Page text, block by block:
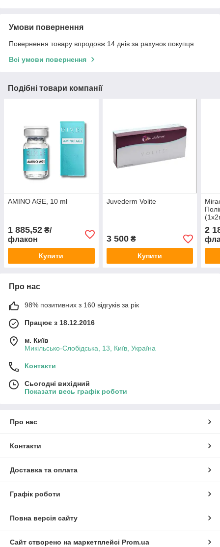
Умови повернення
Повернення товару впродовж 14 днів за рахунок покупця
Всі умови повернення
Подібні товари компанії
AMINO AGE, 10 ml
1 885,52 ₴/
флакон
Купити
Juvederm Volite
3 500₴
Купити
2
Про нас
98% позитивних з 160 відгуків за рік
Працює з 18.12.2016
м. Київ
Микільсько-Слобідська, 13, Київ, Україна
Контакти
Сьогодні вихідний
Показати весь графік роботи
Про нас
Контакти
Доставка та оплата
Графік роботи
Повна версія сайту
Сайт створено на маркетплейсі Prom.ua